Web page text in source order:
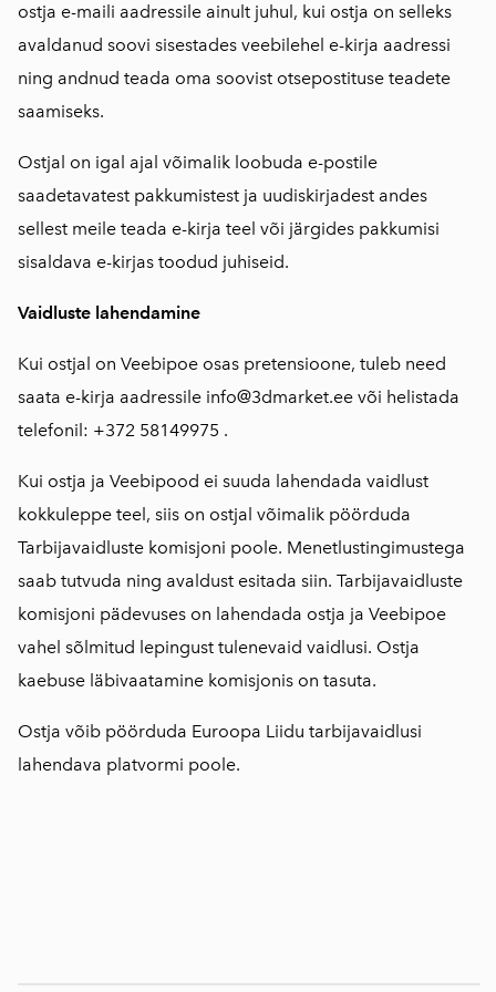
ostja e-maili aadressile ainult juhul, kui ostja on selleks
avaldanud soovi sisestades veebilehel e-kirja aadressi
ning andnud teada oma soovist otsepostituse teadete
saamiseks.
Ostjal on igal ajal võimalik loobuda e-postile
saadetavatest pakkumistest ja uudiskirjadest andes
sellest meile teada e-kirja teel või järgides pakkumisi
sisaldava e-kirjas toodud juhiseid.
Vaidluste lahendamine
Kui ostjal on Veebipoe osas pretensioone, tuleb need
saata e-kirja aadressile info@3dmarket.ee või helistada
telefonil: +372 58149975 .
Kui ostja ja Veebipood ei suuda lahendada vaidlust
kokkuleppe teel, siis on ostjal võimalik pöörduda
Tarbijavaidluste komisjoni poole. Menetlustingimustega
saab tutvuda ning avaldust esitada siin. Tarbijavaidluste
komisjoni pädevuses on lahendada ostja ja Veebipoe
vahel sõlmitud lepingust tulenevaid vaidlusi. Ostja
kaebuse läbivaatamine komisjonis on tasuta.
Ostja võib pöörduda Euroopa Liidu tarbijavaidlusi
lahendava platvormi poole.